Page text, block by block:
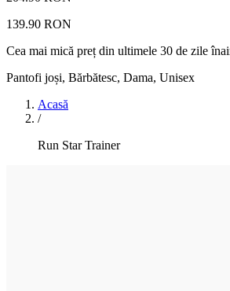
139.90 RON
Cea mai mică preț din ultimele 30 de zile
Pantofi joși, Bărbătesc, Dama, Unisex
Acasă
/
Run Star Trainer